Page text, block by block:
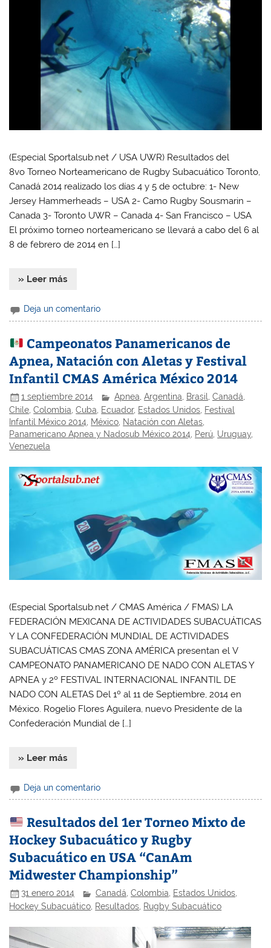
(Especial Sportalsub.net / USA UWR) Resultados del
8vo Torneo Norteamericano de Rugby Subacuático Toronto,
Canadá 2014 realizado los días 4 y 5 de octubre: 1- New
Jersey Hammerheads – USA 2- Camo Rugby Sousmarin –
Canada 3- Toronto UWR – Canada 4- San Francisco – USA
El próximo torneo norteamericano se llevará a cabo del 6 al
8 de febrero de 2014 en […]
» Leer más
Deja un comentario
Campeonatos Panamericanos de
Apnea, Natación con Aletas y Festival
Infantil CMAS América México 2014
1 septiembre 2014 Apnea,Argentina, Brasil,Canadá,
Chile ,Colombia ,Cuba Ecuador, Estados Unidos Festival
Infantil México 2014 México Natación con Aletas
Panamericano Apnea y Nadosub México 2014 Perú Uruguay
Venezuela
(Especial Sportalsub.net / CMAS América / FMAS) LA
FEDERACIÓN MEXICANA DE ACTIVIDADES SUBACUÁTICAS
Y LA CONFEDERACIÓN MUNDIAL DE ACTIVIDADES
SUBACUÁTICAS CMAS ZONA AMÉRICA presentan el V
CAMPEONATO PANAMERICANO DE NADO CON ALETAS Y
APNEA y 2º FESTIVAL INTERNACIONAL INFANTIL DE
NADO CON ALETAS Del 1º al 11 de Septiembre, 2014 en
México. Rogelio Flores Aguilera, nuevo Presidente de la
Confederación Mundial de […]
» Leer más
Deja un comentario
Resultados del 1er Torneo Mixto de
Hockey Subacuático y Rugby
Subacuático en USA “CanAm
Midwester Championship”
31 enero 2014 Canadá,Colombia, Estados Unidos,
Hockey Subacuático Resultados Rugby Subacuático